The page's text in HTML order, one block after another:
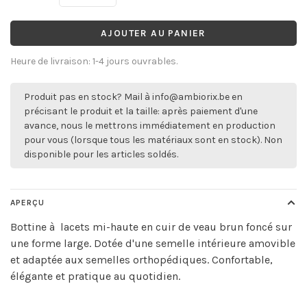
AJOUTER AU PANIER
Heure de livraison: 1-4 jours ouvrables.
Produit pas en stock? Mail à info@ambiorix.be en
précisant le produit et la taille: après paiement d'une
avance, nous le mettrons immédiatement en production
pour vous (lorsque tous les matériaux sont en stock). Non
disponible pour les articles soldés.
APERÇU
Bottine à lacets mi-haute en cuir de veau brun foncé sur
une forme large. Dotée d'une semelle intérieure amovible
et adaptée aux semelles orthopédiques. Confortable,
élégante et pratique au quotidien.